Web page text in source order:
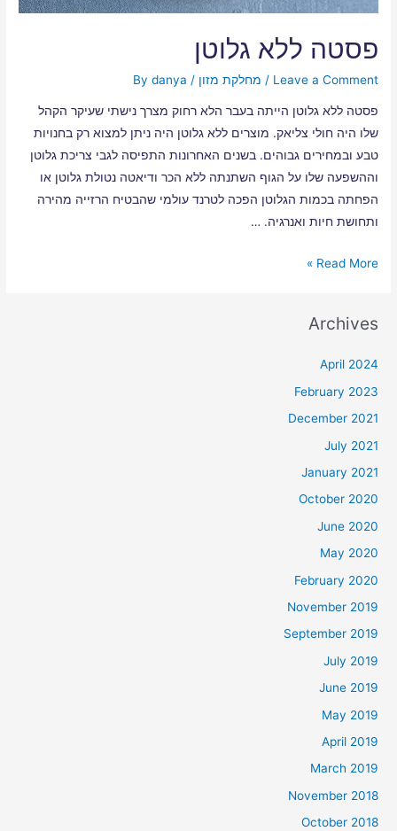
פסטה ללא גלוטן
Leave a Comment
/ מחלקת מזון / By
danya
פסטה ללא גלוטן הייתה בעבר הלא רחוק מצרך נישתי שעיקר הקהל
שלו היה חולי צליאק. מוצרים ללא גלוטן היה ניתן למצוא רק בחנויות
טבע ובמחירים גבוהים. בשנים האחרונות התפיסה לגבי צריכת גלוטן
וההשפעה שלו על הגוף השתנתה ללא הכר ודיאטה נטולת גלוטן או
הפחתה בכמות הגלוטן הפכה לטרנד עולמי שהבטיח הרזייה מהירה
ותחושת חיות ואנרגיה. …
Read More »
Archives
April 2024
February 2023
December 2021
July 2021
January 2021
October 2020
June 2020
May 2020
February 2020
November 2019
September 2019
July 2019
June 2019
May 2019
April 2019
March 2019
November 2018
October 2018